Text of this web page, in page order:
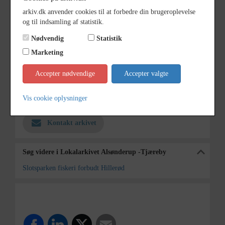
Dateringsnote 14/5 1974
Se på kort
Type Kommune (1970-2050)
Enhed Hillerød Kommune (2007-2050)
Arkiv
Kontakt arkivet
Søg videre i Lokalarkivet Alsønderup -Tjæreby
Slotsparken fiskeri forbudt Hillerød
arkiv.dk anvender cookies til at forbedre din brugeroplevelse
og til indsamling af statistik.
Nødvendig
Statistik
Marketing
Accepter nødvendige Accepter valgte
Vis cookie oplysninger